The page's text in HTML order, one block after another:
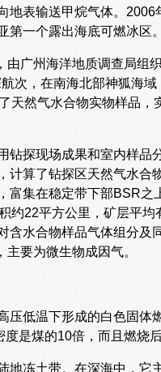
地表输送甲烷气体。
第一个露出海底可燃冰区
广州海洋地质调查局组
次，在南海北部神狐海
天然气水合物实物样品，
钻探现场成果和室内样品
计算了钻探区天然气水合
富集在稳定带下部BSR之
约22平方公里，矿层平
水合物样品气体组分及
要为微生物成因气。
压低温下形成的白色固体
是煤的10倍，而且燃烧
地冻土带。在深海中，它